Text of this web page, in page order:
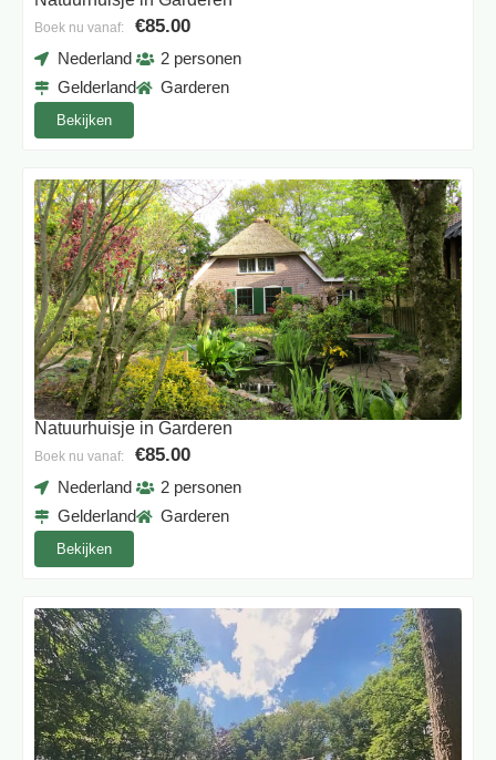
Boek nu vanaf: €85.00
Nederland
Gelderland
2 personen
Garderen
Bekijken
Natuurhuisje in Garderen
Boek nu vanaf: €85.00
Nederland
Gelderland
2 personen
Garderen
Bekijken